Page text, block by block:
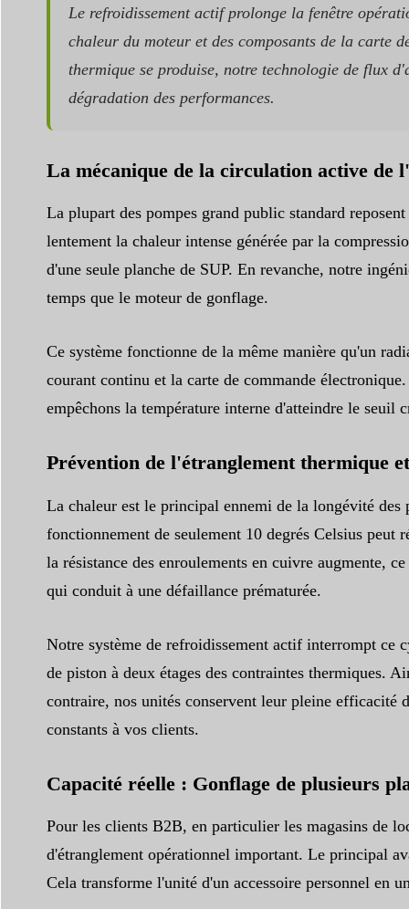
Le refroidissement actif prolonge la fenêtre
chaleur du moteur et des composants de la carte
thermique se produise, notre technologie de flux
dégradation des performances.
La mécanique de la circulation active de
La plupart des pompes grand public standard
lentement la chaleur intense générée par la
d'une seule planche de SUP. En revanche, notre
temps que le moteur de gonflage.
Ce système fonctionne de la même manière qu'un
courant continu et la carte de commande
empêchons la température interne d'atteindre le seuil
Prévention de l'étranglement thermique
La chaleur est le principal ennemi de la longévité des
fonctionnement de seulement 10 degrés Celsius
la résistance des enroulements en cuivre augmente,
qui conduit à une défaillance prématurée.
Notre système de refroidissement actif interrompt ce
de piston à deux étages des contraintes thermiques.
contraire, nos unités conservent leur pleine efficacité
constants à vos clients.
Capacité réelle : Gonflage de plusieurs
Pour les clients B2B, en particulier les magasins de
d'étranglement opérationnel important. Le principal
Cela transforme l'unité d'un accessoire personnel en